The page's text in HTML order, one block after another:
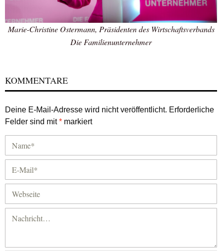
Marie-Christine Ostermann, Präsidenten des Wirtschaftsverbands
Die Familienunternehmer
KOMMENTARE
Deine E-Mail-Adresse wird nicht veröffentlicht. Erforderliche
Felder sind mit* markiert